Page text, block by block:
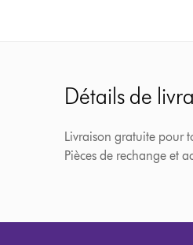
Détails de
Livraison gratuite pour
Pièces de rechange et